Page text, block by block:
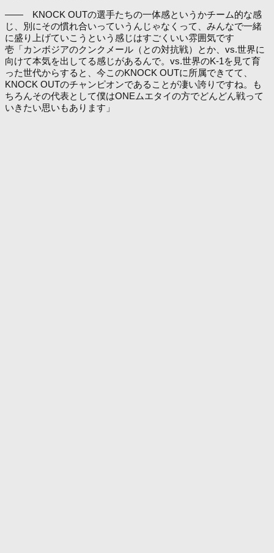
―― KNOCK OUTの選手たちの一体感というかチーム的な感
じ、別にその慣れ合いっていうんじゃなくって、みんなで一緒
に盛り上げていこうという感じはすごくいい雰囲気です
壱「カンボジアのクンクメール（との対抗戦）とか、vs.世界に
向けて本気を出してる感じがあるんで。vs.世界のK-1を見て育
った世代からすると、今このKNOCK OUTに所属できてて、
KNOCK OUTのチャンピオンであることが凄い誇りですね。も
ちろんその代表として僕はONEムエタイの方でどんどん戦って
いきたい思いもあります」